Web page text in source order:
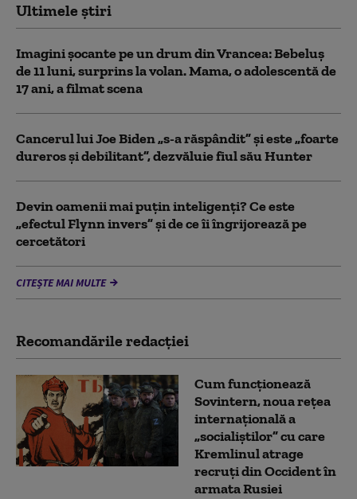
Ultimele știri
Imagini șocante pe un drum din Vrancea: Bebeluș
de 11 luni, surprins la volan. Mama, o adolescentă de
17 ani, a filmat scena
Cancerul lui Joe Biden „s-a răspândit” şi este „foarte
dureros și debilitant”, dezvăluie fiul său Hunter
Devin oamenii mai puțin inteligenți? Ce este
„efectul Flynn invers” și de ce îi îngrijorează pe
cercetători
CITEȘTE MAI MULTE
Recomandările redacţiei
Cum funcționează
Sovintern, noua rețea
internațională a
„socialiștilor” cu care
Kremlinul atrage
recruți din Occident în
armata Rusiei